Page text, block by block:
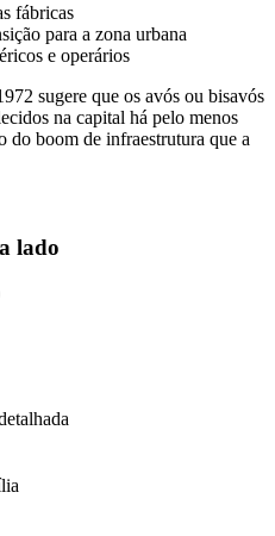
fábricas
para a zona urbana
e operários
sugere que os avós ou bisavós
na capital há pelo menos
do boom de infraestrutura que a
lado